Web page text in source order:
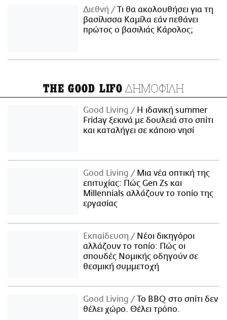
Διεθνή
Τι θα ακολουθήσει για τη
βασίλισσα Καμίλα εάν πεθάνει
πρώτος ο βασιλιάς Κάρολος;
THE GOOD LIFO ΔΗΜΟΦΙΛΗ
Good Living
Η ιδανική summer
Friday ξεκινά με δουλειά στο σπίτι
και καταλήγει σε κάποιο νησί
Good Living
Μια νέα οπτική της
επιτυχίας: Πώς Gen Zs και
Millennials αλλάζουν το τοπίο της
εργασίας
Εκπαίδευση
Νέοι δικηγόροι
αλλάζουν το τοπίο: Πώς οι
σπουδές Νομικής οδηγούν σε
θεσμική συμμετοχή
Good Living
Το BBQ στο σπίτι δεν
θέλει χώρο. Θέλει τρόπο.